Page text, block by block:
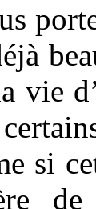
vie
si